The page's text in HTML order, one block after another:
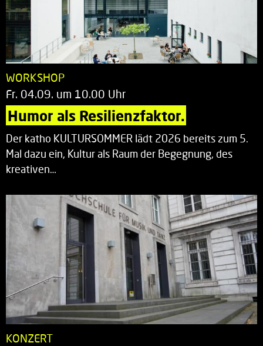
WORKSHOP
Fr. 04.09. um 10.00 Uhr
Humor als Resilienzfaktor.
Der katho KULTURSOMMER lädt 2026 bereits zum 5.
Mal dazu ein, Kultur als Raum der Begegnung, des
kreativen…
KONZERT